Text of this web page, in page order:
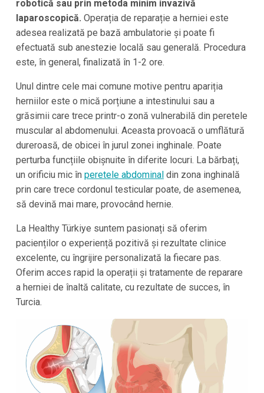
robotică sau prin metoda minim invazivă
laparoscopică. Operația de reparație a herniei este
adesea realizată pe bază ambulatorie și poate fi
efectuată sub anestezie locală sau generală. Procedura
este, în general, finalizată în 1-2 ore.
Unul dintre cele mai comune motive pentru apariția
herniilor este o mică porțiune a intestinului sau a
grăsimii care trece printr-o zonă vulnerabilă din peretele
muscular al abdomenului. Aceasta provoacă o umflătură
dureroasă, de obicei în jurul zonei inghinale. Poate
perturba funcțiile obișnuite în diferite locuri. La bărbați,
un orificiu mic în peretele abdominal din zona inghinală
prin care trece cordonul testicular poate, de asemenea,
să devină mai mare, provocând hernie.
La Healthy Türkiye suntem pasionați să oferim
pacienților o experiență pozitivă și rezultate clinice
excelente, cu îngrijire personalizată la fiecare pas.
Oferim acces rapid la operații și tratamente de reparare
a herniei de înaltă calitate, cu rezultate de succes, în
Turcia.